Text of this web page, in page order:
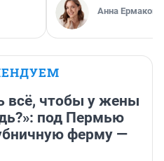
Анна Ермакова
всё, чтобы у жены
под Пермью
ферму —